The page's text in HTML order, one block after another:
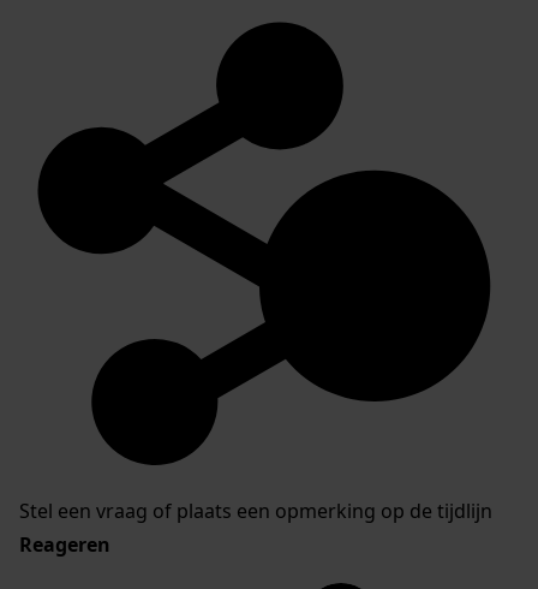
Stel een vraag of plaats een opmerking op de tijdlijn
Reageren